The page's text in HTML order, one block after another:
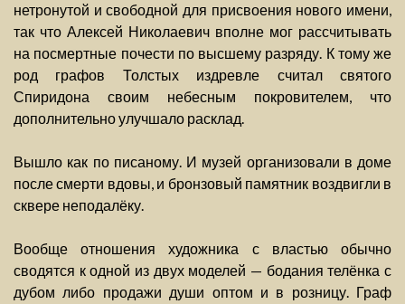
нетронутой и свободной для присвоения нового имени,
так что Алексей Николаевич вполне мог рассчитывать
на посмертные почести по высшему разряду. К тому же
род графов Толстых издревле считал святого
Спиридона своим небесным покровителем, что
дополнительно улучшало расклад.
Вышло как по писаному. И музей организовали в доме
после смерти вдовы, и бронзовый памятник воздвигли в
сквере неподалёку.
Вообще отношения художника с властью обычно
сводятся к одной из двух моделей — бодания телёнка с
дубом либо продажи души оптом и в розницу. Граф